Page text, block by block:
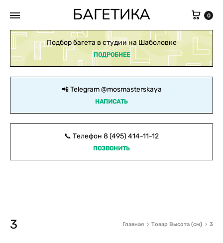
БАГЕТИКА 0
Подбор багета в студии на Шаболовке
ПОДРОБНЕЕ
📲 Telegram@mosmasterskaya
НАПИСАТЬ
📞 Телефон 8 (495) 414-11-12
ПОЗВОНИТЬ
3 Главная Товар Высота (см) 3